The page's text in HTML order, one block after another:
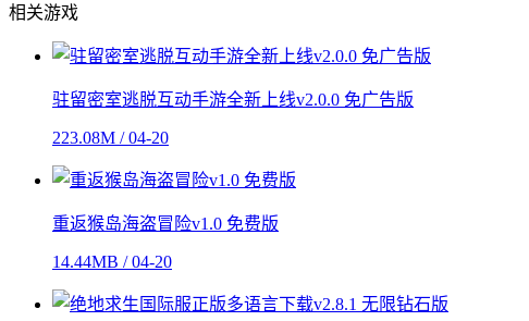
相关游戏
驻留密室逃脱互动手游全新上线v2.0.0 免广告版
223.08M / 04-20
重返猴岛海盗冒险v1.0 免费版
14.44MB / 04-20